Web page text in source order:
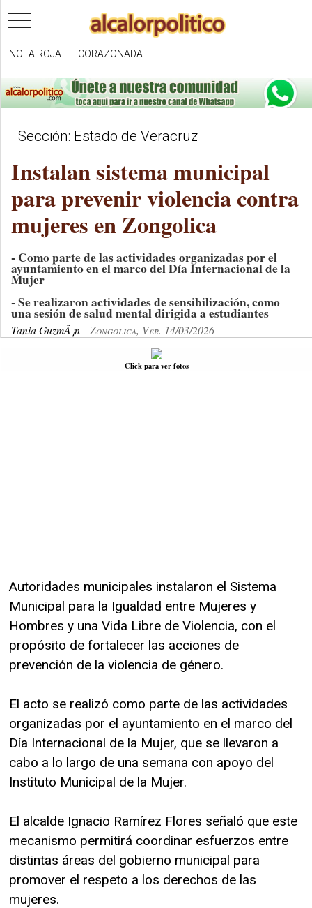
toggle
navigation
NOTA ROJA CORAZONADA
Sección: Estado de Veracruz
Instalan sistema municipal
para prevenir violencia contra
mujeres en Zongolica
- Como parte de las actividades organizadas por el
ayuntamiento en el marco del Día Internacional de la
Mujer
- Se realizaron actividades de sensibilización, como
una sesión de salud mental dirigida a estudiantes
Tania GuzmÃ¡n Zongolica, Ver. 14/03/2026
Click para ver fotos
Autoridades municipales instalaron el Sistema
Municipal para la Igualdad entre Mujeres y
Hombres y una Vida Libre de Violencia, con el
propósito de fortalecer las acciones de
prevención de la violencia de género.
El acto se realizó como parte de las actividades
organizadas por el ayuntamiento en el marco del
Día Internacional de la Mujer, que se llevaron a
cabo a lo largo de una semana con apoyo del
Instituto Municipal de la Mujer.
El alcalde Ignacio Ramírez Flores señaló que este
mecanismo permitirá coordinar esfuerzos entre
distintas áreas del gobierno municipal para
promover el respeto a los derechos de las
mujeres.